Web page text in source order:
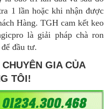
1 lần hoặc khi nhận được
Hàng. TGH cam kết keo
là giải pháp chà ron
đầu tư.
GIA CỦA
TÔI!